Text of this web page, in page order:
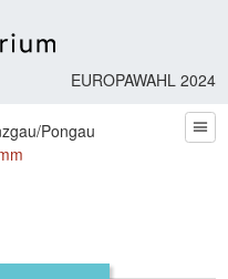
EUROPAWAHL 2024
Pongau